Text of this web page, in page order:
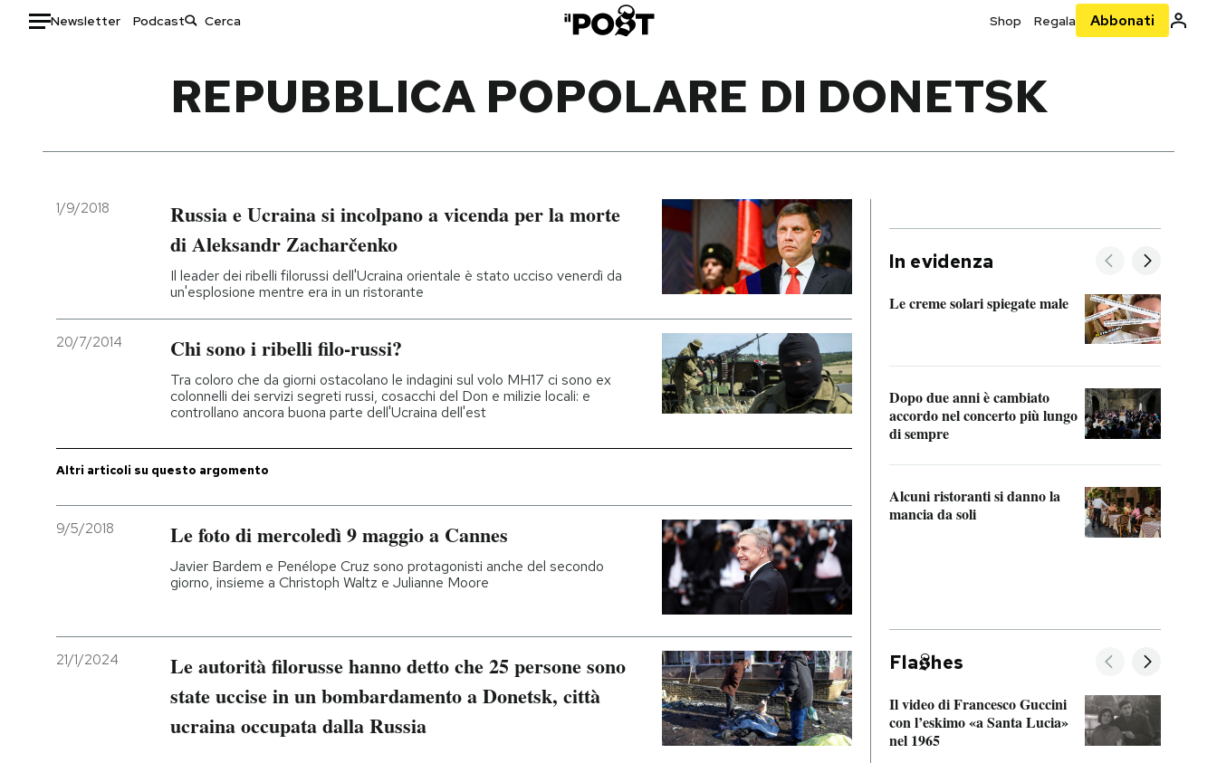
Newsletter Podcast Shop Regala Abbonati
Italia
Politica
Economia
Moda
Ok Boomer!
Media
Mondiali calcio 2026
NEWSLETTER
AREA PERSONALE
REPUBBLICA POPOLARE DI DONETSK
1/9/2018
Russia e Ucraina si incolpano a vicenda per la morte
di Aleksandr Zacharčenko
Il leader dei ribelli filorussi dell'Ucraina orientale è stato ucciso venerdì da
un'esplosione mentre era in un ristorante
20/7/2014 Chi sono i ribelli filo-russi?
Tra coloro che da giorni ostacolano le indagini sul volo MH17 ci sono ex
colonnelli dei servizi segreti russi, cosacchi del Don e milizie locali: e
controllano ancora buona parte dell'Ucraina dell'est
Altri articoli su questo argomento
9/5/2018 Le foto di mercoledì 9 maggio a Cannes
Javier Bardem e Penélope Cruz sono protagonisti anche del secondo
giorno, insieme a Christoph Waltz e Julianne Moore
21/1/2024
Le autorità filorusse hanno detto che 25 persone sono
state uccise in un bombardamento a Donetsk, città
ucraina occupata dalla Russia
In evidenza
Le creme solari spiegate male
Dopo due anni è cambiato
accordo nel concerto più lungo
di sempre
Alcuni ristoranti si danno la
mancia da soli
Fla hes
Il video di Francesco Guccini
con l’eskimo «a Santa Lucia»
nel 1965